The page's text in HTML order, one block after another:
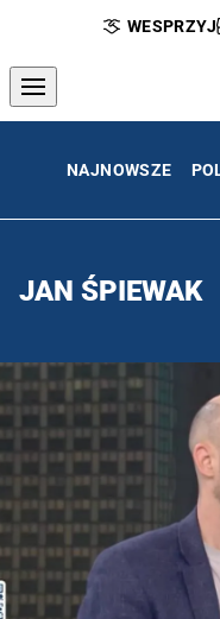
WESPRZYJ
NAJNOWSZE
JAN ŚPIEWAK